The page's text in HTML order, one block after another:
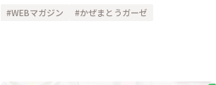
WEBマガジン かぜまとうガーゼ